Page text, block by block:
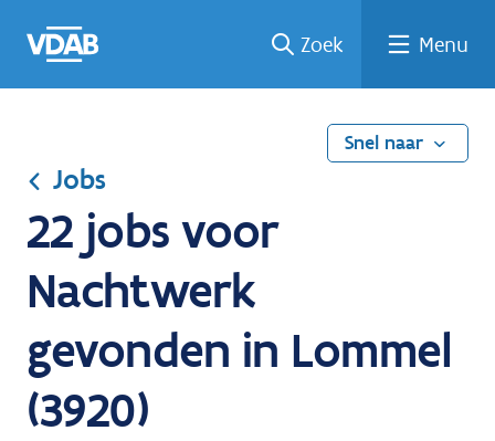
naar
een
een
job
naar
Zoek Menu
Snel naar
Jobs
22 jobs voor
Nachtwerk
gevonden in Lommel
(3920)